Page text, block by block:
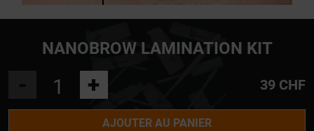
NANOBROW LAMINATION KIT
+ 39 CHF
AJOUTER AU PANIER